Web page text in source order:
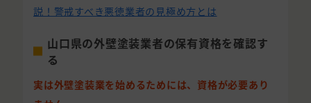
説！警戒すべき悪徳業者の見極め方とは
山口県の外壁塗装業者の保有資格を確認す
る
実は外壁塗装業を始めるためには、資格が必要あり